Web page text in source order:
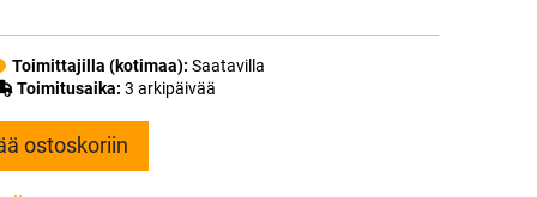
Toimittajilla (kotimaa): Saatavilla
Toimitusaika: 3 arkipäivää
ostoskoriin